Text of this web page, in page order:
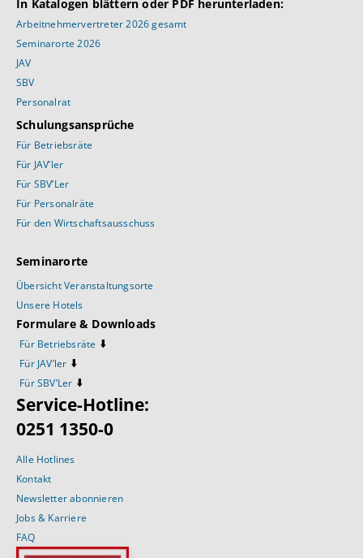
In Katalogen blättern oder PDF herunterladen:
Arbeitnehmervertreter 2026 gesamt
Seminarorte 2026
JAV
SBV
Personalrat
Schulungsansprüche
Für Betriebsräte
Für JAV’ler
Für SBV’Ler
Für Personalräte
Für den Wirtschaftsausschuss
Seminarorte
Übersicht Veranstaltungsorte
Unsere Hotels
Formulare & Downloads
Für Betriebsräte ⬇️
Für JAV’ler ⬇️
Für SBV’Ler ⬇️
Service-Hotline:
0251 1350-0
Alle Hotlines
Kontakt
Newsletter abonnieren
Jobs & Karriere
FAQ